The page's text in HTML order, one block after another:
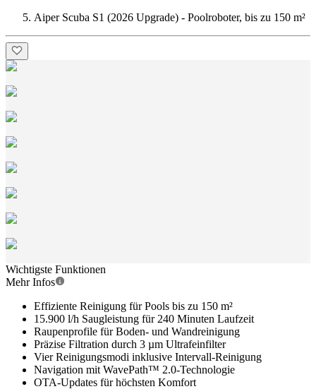
Aiper Scuba S1 (2026 Upgrade) - Poolroboter, bis zu 150 m²
Wichtigste Funktionen
Mehr Infos
Effiziente Reinigung für Pools bis zu 150 m²
15.900 l/h Saugleistung für 240 Minuten Laufzeit
Raupenprofile für Boden- und Wandreinigung
Präzise Filtration durch 3 µm Ultrafeinfilter
Vier Reinigungsmodi inklusive Intervall-Reinigung
Navigation mit WavePath™ 2.0-Technologie
OTA-Updates für höchsten Komfort